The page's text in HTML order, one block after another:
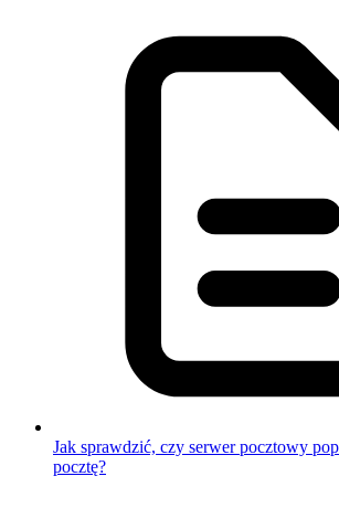
Jak sprawdzić, czy serwer pocztowy
pocztę?